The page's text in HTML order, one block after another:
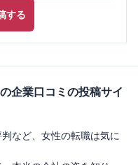
する
企業口コミの投稿サイ
など、女性の転職は気に